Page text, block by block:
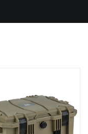
opbergen en vervoeren
van uw GEAR
: Afmetingen: Lengte:
Breedte: 37 cm, Hoogte: